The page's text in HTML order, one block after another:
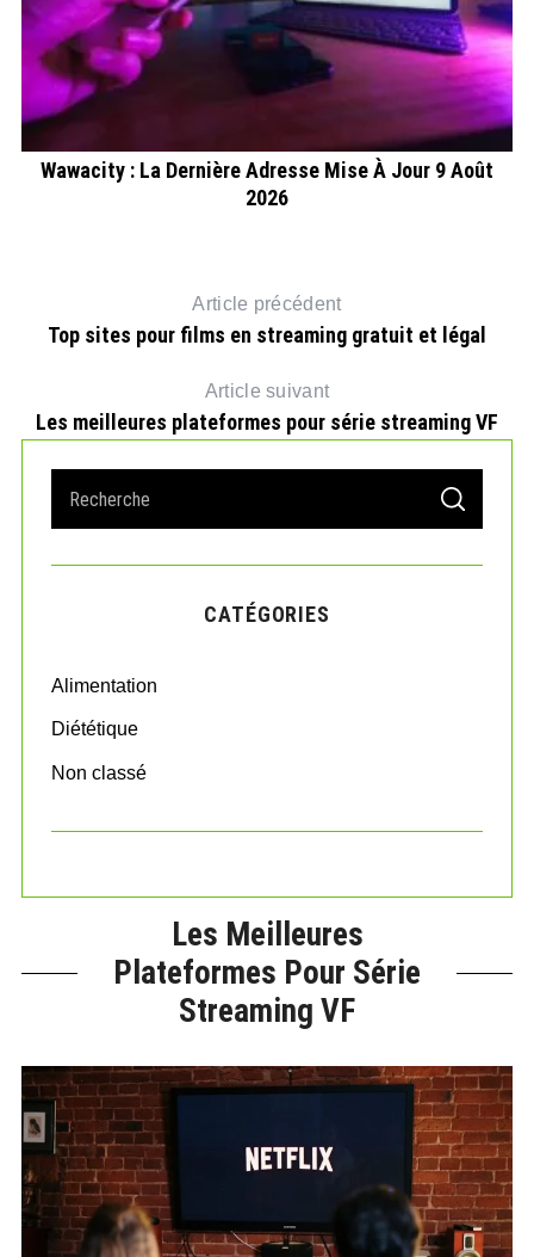
Wawacity : La Dernière Adresse Mise À Jour 9 Août
2026
Article précédent
Top sites pour films en streaming gratuit et légal
Article suivant
Les meilleures plateformes pour série streaming VF
a
r
o
:
S
A
C
CATÉGORIES
Alimentation
Diététique
Non classé
Les Meilleures
Plateformes Pour Série
Streaming VF